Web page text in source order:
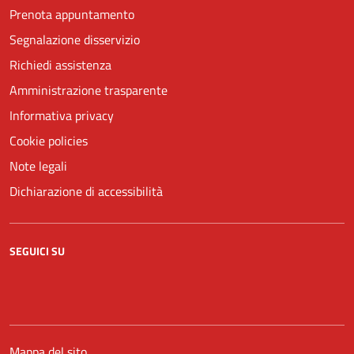
Prenota appuntamento
Segnalazione disservizio
Richiedi assistenza
Amministrazione trasparente
Informativa privacy
Cookie policies
Note legali
Dichiarazione di accessibilità
SEGUICI SU